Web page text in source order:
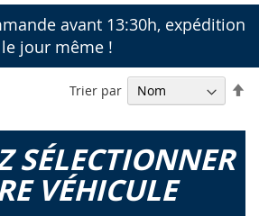
avant 13:30h, expédition
le jour même !
SÉLECTIONNER
VÉHICULE
Trier par